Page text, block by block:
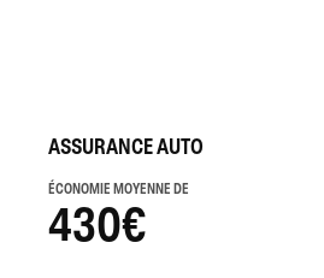
ASSURANCE AUTO
ÉCONOMIE MOYENNE DE
430€